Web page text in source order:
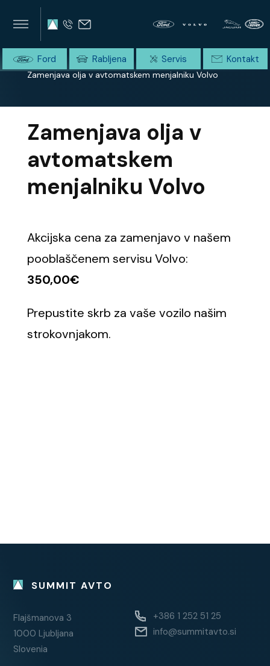
SUMMIT AVTO
Home Domov
Uncategorized
Zamenjava olja v avtomatskem menjalniku Volvo
Zamenjava olja v
avtomatskem
menjalniku Volvo
Akcijska cena za zamenjavo v našem
pooblaščenem servisu Volvo:
350,00€
Prepustite skrb za vaše vozilo našim
strokovnjakom.
SUMMIT AVTO
Flajšmanova 3
1000 Ljubljana
Slovenia
+386 1 252 51 25
info@summitavto.si
Ford Rabljena Servis Kontakt
×
×